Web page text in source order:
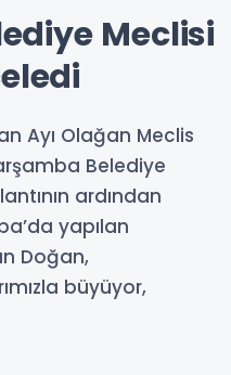
Meclisi
Ayı Olağan Meclis
Belediye
ardından
yapılan
Doğan,
büyüyor,